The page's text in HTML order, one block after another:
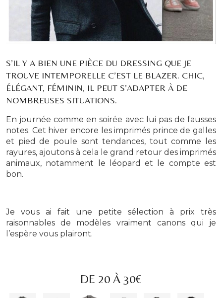
S’IL Y A BIEN UNE PIÈCE DU DRESSING QUE JE
TROUVE INTEMPORELLE C’EST LE BLAZER. CHIC,
ÉLÉGANT, FÉMININ, IL PEUT S’ADAPTER À DE
NOMBREUSES SITUATIONS.
En journée comme en soirée avec lui pas de fausses
notes. Cet hiver encore les imprimés prince de galles
et pied de poule sont tendances, tout comme les
rayures, ajoutons à cela le grand retour des imprimés
animaux, notamment le léopard et le compte est
bon.
Je vous ai fait une petite sélection à prix très
raisonnables de modèles vraiment canons qui je
l’espère vous plairont.
DE 20 À 30€